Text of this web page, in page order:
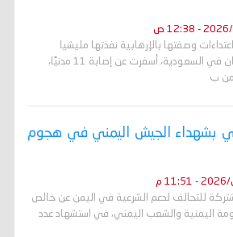
وصفتها بالإرهابية نفذتها مليشيا
الحوثي على منطقة نجران في السعودية، أسفرت عن إصابة 11 مدنيًا،
من ب
بشهداء الجيش اليمني في هجوم
للتحالف لدعم الشرعية في اليمن عن خالص
اليمنية والشعب اليمني، في استشهاد عدد